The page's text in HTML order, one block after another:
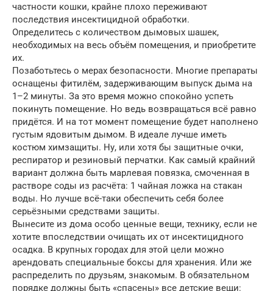
частности кошки, крайне плохо переживают
последствия инсектицидной обработки.
Определитесь с количеством дымовых шашек,
необходимых на весь объём помещения, и приобретите
их.
Позаботьтесь о мерах безопасности. Многие препараты
оснащены фитилём, задерживающим выпуск дыма на
1–2 минуты. За это время можно спокойно успеть
покинуть помещение. Но ведь возвращаться всё равно
придётся. И на тот момент помещение будет наполнено
густым ядовитым дымом. В идеале лучше иметь
костюм химзащиты. Ну, или хотя бы защитные очки,
респиратор и резиновый перчатки. Как самый крайний
вариант должна быть марлевая повязка, смоченная в
растворе соды из расчёта: 1 чайная ложка на стакан
воды. Но лучше всё-таки обеспечить себя более
серьёзными средствами защиты.
Вынесите из дома особо ценные вещи, технику, если не
хотите впоследствии очищать их от инсектицидного
осадка. В крупных городах для этой цели можно
арендовать специальные боксы для хранения. Или же
распределить по друзьям, знакомым. В обязательном
порядке должны быть «спасены» все детские вещи: